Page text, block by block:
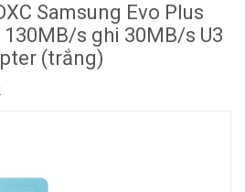
Samsung Evo Plus
s ghi 30MB/s U3
(trắng)